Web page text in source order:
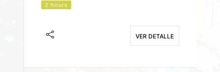
2 hours
VER DETALLE